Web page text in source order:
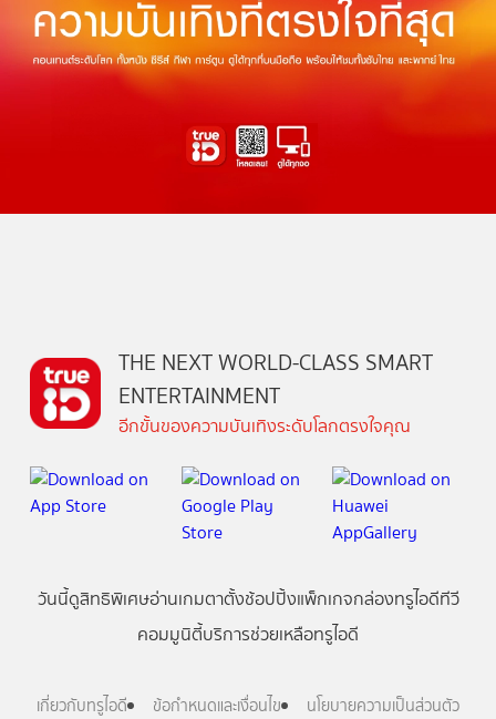
THE NEXT WORLD-CLASS SMART
ENTERTAINMENT
อีกขั้นของความบันเทิงระดับโลกตรงใจคุณ
วันนี้ดูสิทธิพิเศษอ่านเกมตาตั้งช้อปปิ้งแพ็กเกจกล่องทรูไอดีทีวี
คอมมูนิตี้บริการช่วยเหลือทรูไอดี
เกี่ยวกับทรูไอดี ข้อกำหนดและเงื่อนไข
นโยบายความเป็นส่วนตัว